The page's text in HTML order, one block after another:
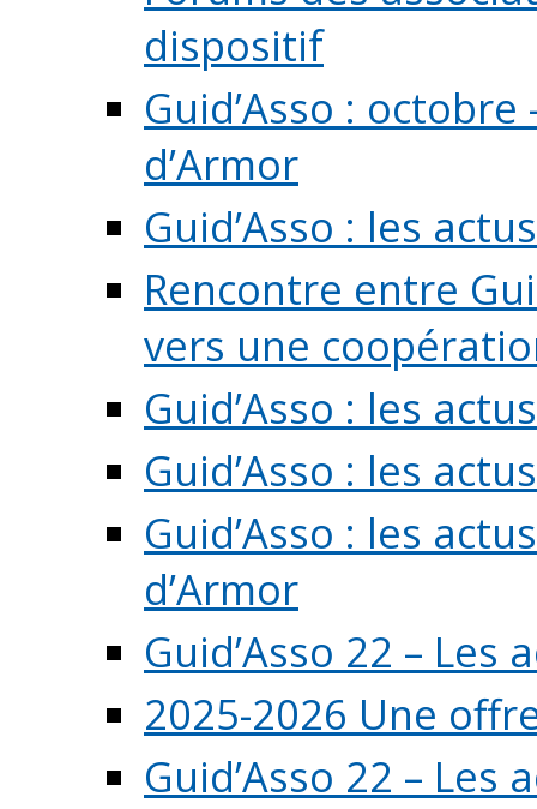
dispositif
Guid’Asso :
d’Armor
Guid’Asso : les
Rencontre entre
vers une
Guid’Asso : les
Guid’Asso : les
Guid’Asso : les
d’Armor
Guid’Asso 22 – Les
2025-2026 Une
Guid’Asso 22 –